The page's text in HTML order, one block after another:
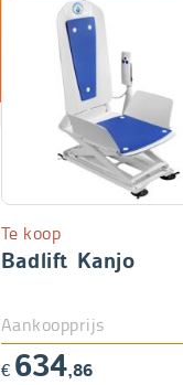
Badlift Kanjo
Te koop
Aankoopprijs
€ 634,86